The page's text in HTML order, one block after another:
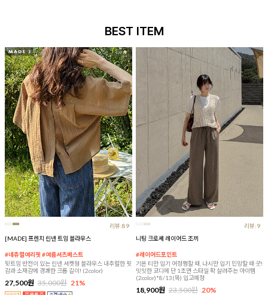
BEST ITEM
리뷰:89
[MADE] 프렌치 린넨 트임 블라우스
#네츄럴여리핏 #여름셔츠베스트
뒷트임 반전이 있는 린넨 셔켓형 블라우스 내추럴한 핏
감과 소재감에 경쾌한 크롭 길이! (2color)
27,500원 35,000원 21%
리뷰:9
니팅 크로셰 레이어드 조끼
#레이어드포인트
기본 티만 입기 어정쩡할 때, 나시만 입기 민망할 때 굿!
밋밋한 코디에 단 1초면 스타일 확 살려주는 아이템
(2color)*8/13(목) 입고예정
18,900원 23,500원 20%